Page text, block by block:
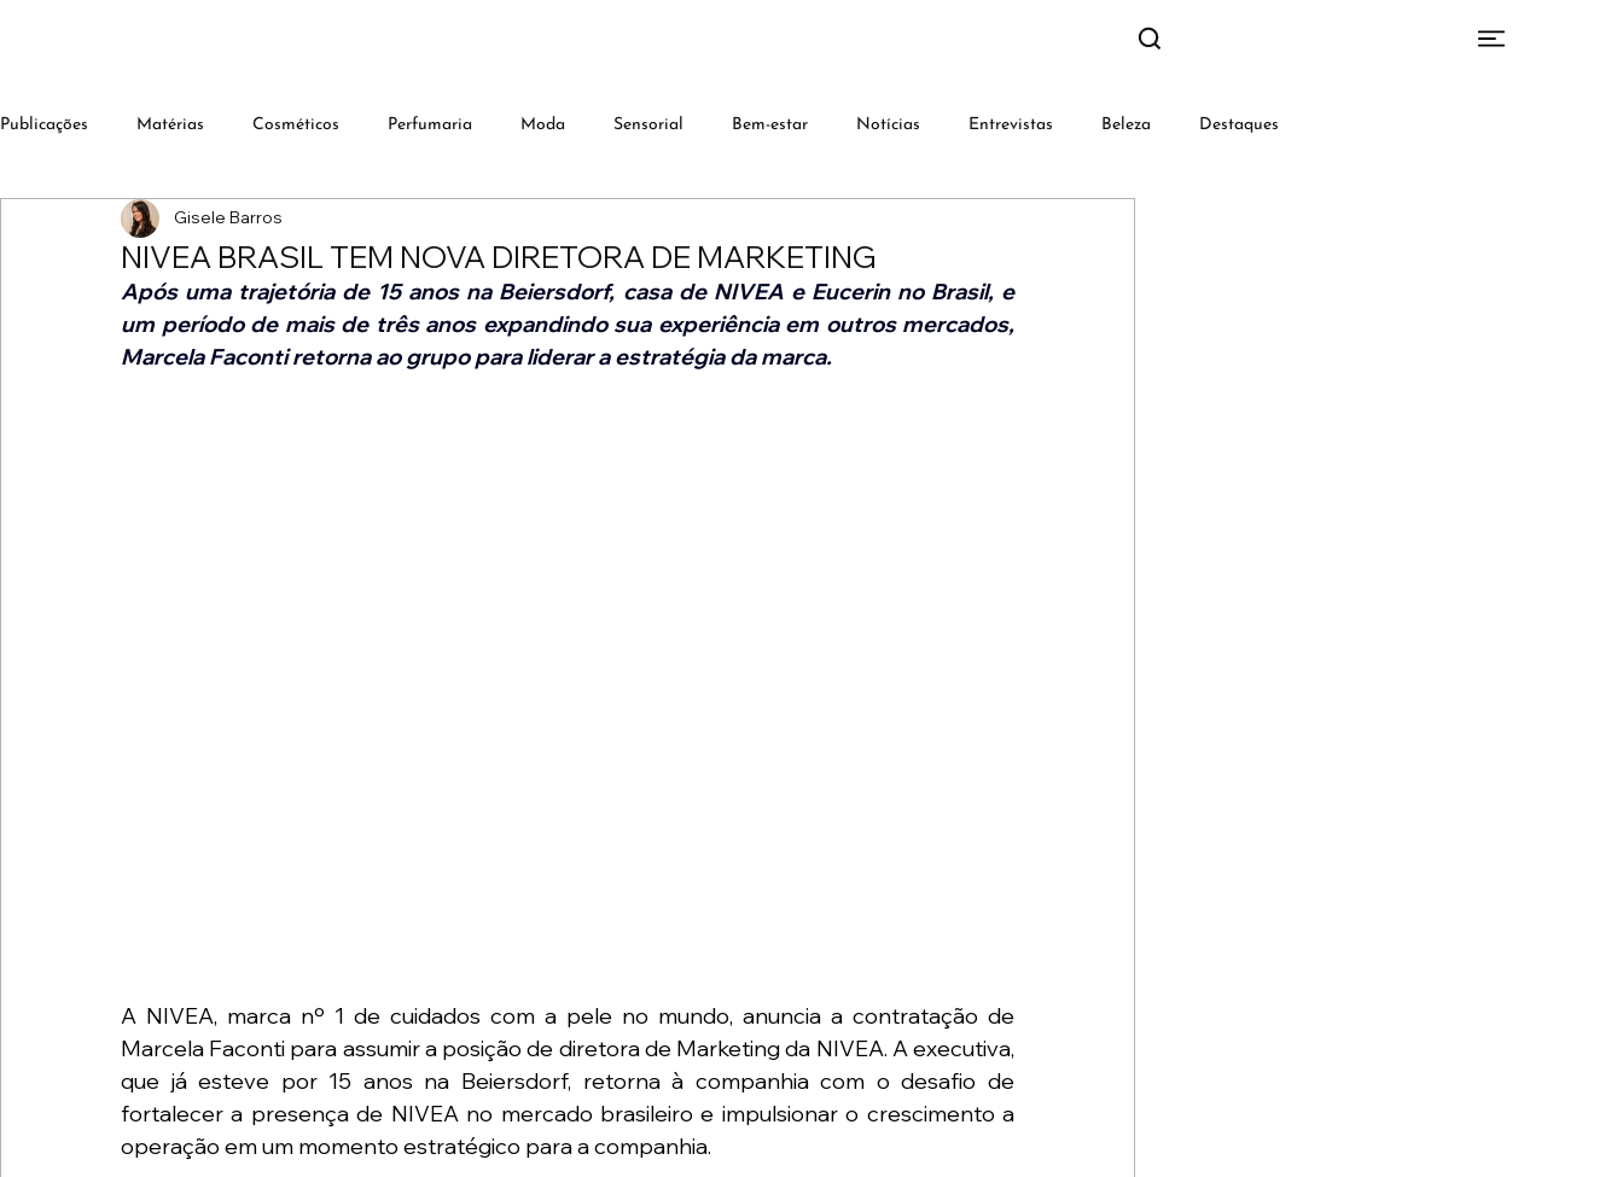
Publicações Matérias Cosméticos Perfumaria Moda Sensorial Bem-estar Notícias Entrevistas Beleza Destaques
NIVEA BRASIL TEM NOVA DIRETORA DE MARKETING
Gisele Barros
Após uma trajetória de 15 anos na Beiersdorf, casa de NIVEA e Eucerin no Brasil, e
um período de mais de três anos expandindo sua experiência em outros mercados,
Marcela Faconti retorna ao grupo para liderar a estratégia da marca.
A NIVEA, marca nº 1 de cuidados com a pele no mundo, anuncia a contratação de
Marcela Faconti para assumir a posição de diretora de Marketing da NIVEA. A executiva,
que já esteve por 15 anos na Beiersdorf, retorna à companhia com o desafio de
fortalecer a presença de NIVEA no mercado brasileiro e impulsionar o crescimento a
operação em um momento estratégico para a companhia.